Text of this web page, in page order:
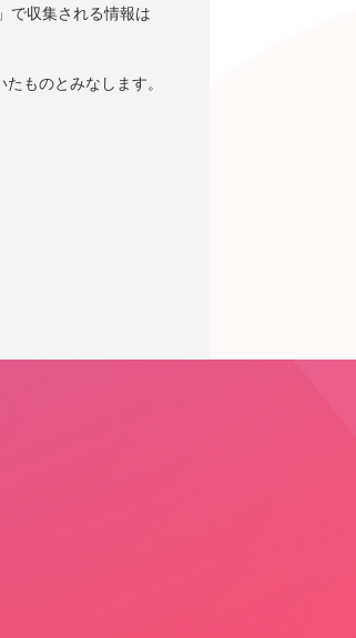
で収集される情報は
ものとみなします。